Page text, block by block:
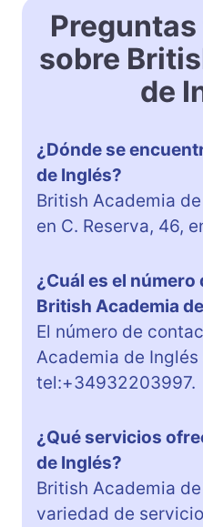
sobre
de
¿Dónde se
de Inglés?
British Academia
en C. Reserva, 46,
¿Cuál es el
British Academia
El número de
Academia de Inglés
tel:+34932203997.
¿Qué servicios
de Inglés?
British Academia
variedad de